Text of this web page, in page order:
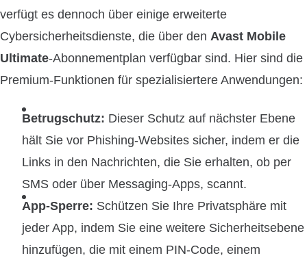
verfügt es dennoch über einige erweiterte
Cybersicherheitsdienste, die über den Avast Mobile
Ultimate-Abonnementplan verfügbar sind. Hier sind die
Premium-Funktionen für spezialisiertere Anwendungen:
Betrugschutz: Dieser Schutz auf nächster Ebene
hält Sie vor Phishing-Websites sicher, indem er die
Links in den Nachrichten, die Sie erhalten, ob per
SMS oder über Messaging-Apps, scannt.
App-Sperre: Schützen Sie Ihre Privatsphäre mit
jeder App, indem Sie eine weitere Sicherheitsebene
hinzufügen, die mit einem PIN-Code, einem